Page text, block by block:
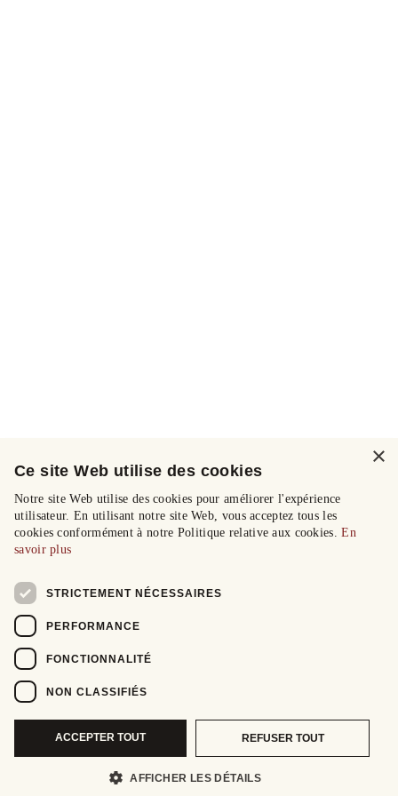
×
Ce site Web utilise des cookies
Notre site Web utilise des cookies pour améliorer l'expérience
utilisateur. En utilisant notre site Web, vous acceptez tous les
cookies conformément à notre Politique relative aux cookies.En
savoir plus
STRICTEMENT NÉCESSAIRES
PERFORMANCE
FONCTIONNALITÉ
NON CLASSIFIÉS
ACCEPTER TOUT REFUSER TOUT
AFFICHER LES DÉTAILS